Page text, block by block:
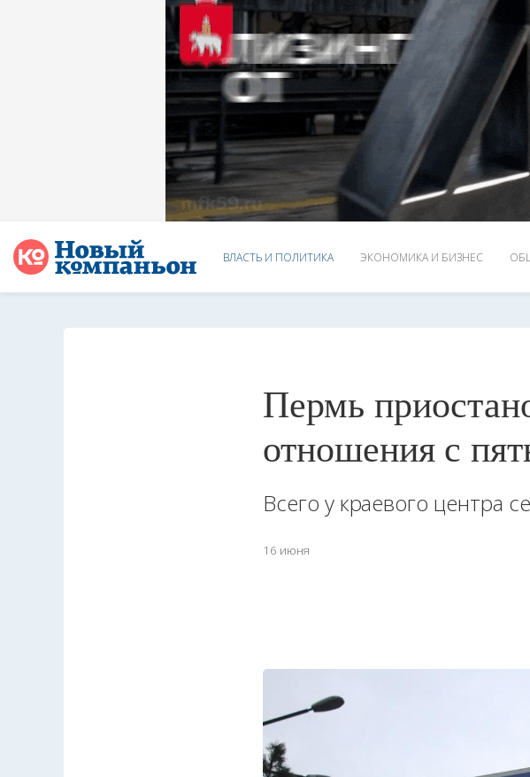
ВЛАСТЬ И ПОЛИТИКА ЭКОНОМИКА И БИЗНЕС
Пермь
отношения с
Всего у краевого центра
16 июня